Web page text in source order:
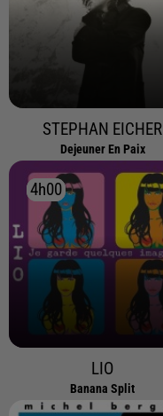
STEPHAN EICHER
Dejeuner En Paix
4h00
4h00
LIO
Banana Split